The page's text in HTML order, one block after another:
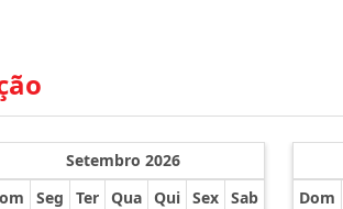
Setembro 2026
Seg Ter Qua Qui Sex
Sab
Dom